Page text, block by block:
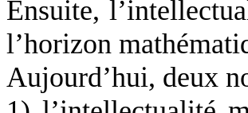
Ensuite,
l’horizon
Aujourd’hui, deux